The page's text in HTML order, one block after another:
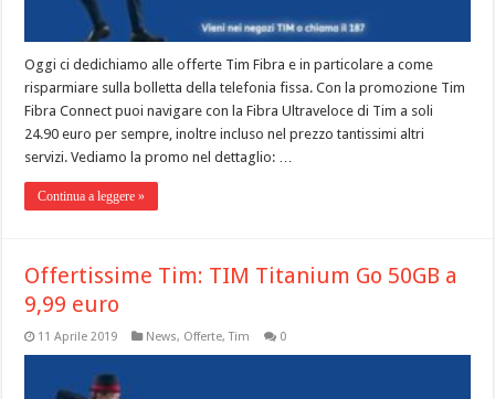
Oggi ci dedichiamo alle offerte Tim Fibra e in particolare a come
risparmiare sulla bolletta della telefonia fissa. Con la promozione Tim
Fibra Connect puoi navigare con la Fibra Ultraveloce di Tim a soli
24.90 euro per sempre, inoltre incluso nel prezzo tantissimi altri
servizi. Vediamo la promo nel dettaglio: …
Continua a leggere »
Offertissime Tim: TIM Titanium Go 50GB a
9,99 euro
11 Aprile 2019 News, Offerte,Tim 0